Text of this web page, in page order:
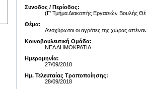
Συνοδος / Περίοδος:
(Γ' Τμήμα Διακοπής Εργασιών
Θέμα:
Ανοχύρωτοι οι αγρότες της χώρας
Κοινοβουλευτική Ομάδα:
ΝΕΑ ΔΗΜΟΚΡΑΤΙΑ
Ημερομηνία:
27/09/2018
Ημ. Τελευταίας Τροποποίησης:
28/09/2018